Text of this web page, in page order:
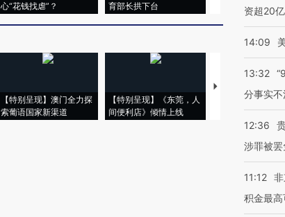
心“花钱找虐”？
育部长拱下台
飞地休达
【特别呈现】澳门全力探
索葡语国家新渠道
【特别呈现】《东莞，人
间便利店》倾情上线
【推广】走进第四
会，让数智科技“链
资超20
14:09
13:32
分事实不
12:36
涉罪被
11:12
积金最